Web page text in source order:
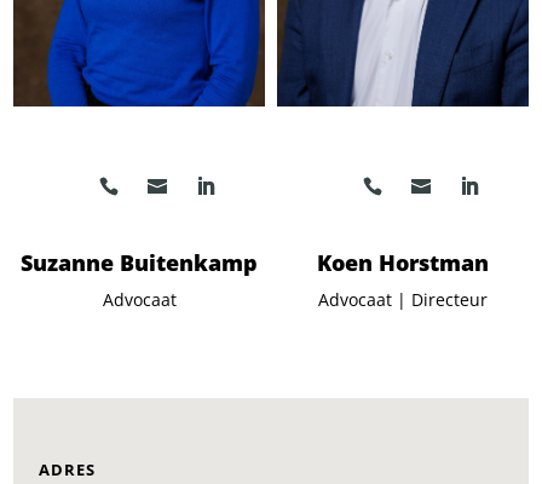
Suzanne Buitenkamp
Advocaat
Koen Horstman
Advocaat | Directeur
ADRES